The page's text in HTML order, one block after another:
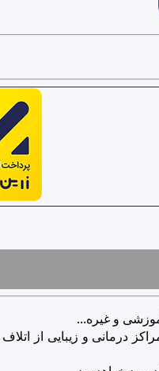
و غیره...
درمانی و زیبایی از